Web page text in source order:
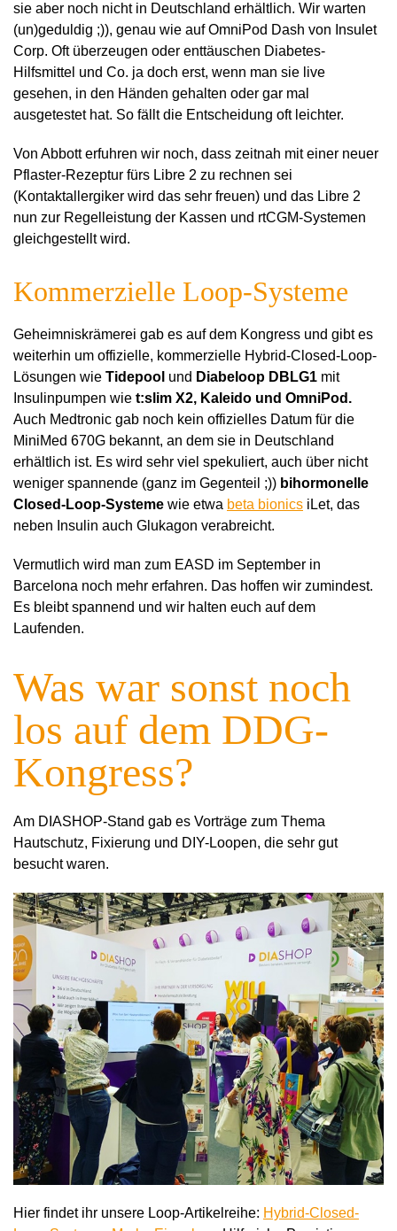
sie aber noch nicht in Deutschland erhältlich. Wir warten
(un)geduldig ;)), genau wie auf OmniPod Dash von Insulet
Corp. Oft überzeugen oder enttäuschen Diabetes-
Hilfsmittel und Co. ja doch erst, wenn man sie live
gesehen, in den Händen gehalten oder gar mal
ausgetestet hat. So fällt die Entscheidung oft leichter.
Von Abbott erfuhren wir noch, dass zeitnah mit einer neuer
Pflaster-Rezeptur fürs Libre 2 zu rechnen sei
(Kontaktallergiker wird das sehr freuen) und das Libre 2
nun zur Regelleistung der Kassen und rtCGM-Systemen
gleichgestellt wird.
Kommerzielle Loop-Systeme
Geheimniskrämerei gab es auf dem Kongress und gibt es
weiterhin um offizielle, kommerzielle Hybrid-Closed-Loop-
Lösungen wie Tidepool und Diabeloop DBLG1 mit
Insulinpumpen wie t:slim X2, Kaleido und OmniPod.
Auch Medtronic gab noch kein offizielles Datum für die
MiniMed 670G bekannt, an dem sie in Deutschland
erhältlich ist. Es wird sehr viel spekuliert, auch über nicht
weniger spannende (ganz im Gegenteil ;)) bihormonelle
Closed-Loop-Systeme wie etwa beta bionics iLet, das
neben Insulin auch Glukagon verabreicht.
Vermutlich wird man zum EASD im September in
Barcelona noch mehr erfahren. Das hoffen wir zumindest.
Es bleibt spannend und wir halten euch auf dem
Laufenden.
Was war sonst noch
los auf dem DDG-
Kongress?
Am DIASHOP-Stand gab es Vorträge zum Thema
Hautschutz, Fixierung und DIY-Loopen, die sehr gut
besucht waren.
Hier findet ihr unsere Loop-Artikelreihe: Hybrid-Closed-